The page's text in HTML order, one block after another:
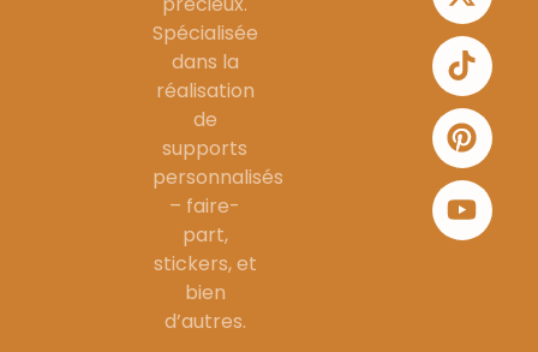
Spécialisée
dans la
réalisation
de
supports
personnalisés
– faire-
part,
stickers, et
bien
d’autres.